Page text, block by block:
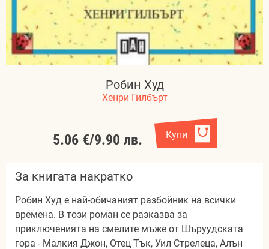
Робин Худ
Хенри Гилбърт
5.06 €/9.90 лв. Купи
За книгата накратко
Робин Худ е най-обичаният разбойник на всички
времена. В този роман се разказва за
приключенията на смелите мъже от Шъруудската
гора - Малкия Джон, Отец Тък, Уил Стрелеца, Алън